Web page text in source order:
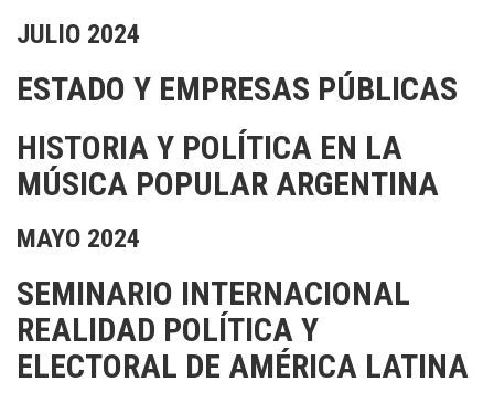
JULIO 2024
ESTADO Y EMPRESAS PÚBLICAS
HISTORIA Y POLÍTICA EN LA
MÚSICA POPULAR ARGENTINA
MAYO 2024
SEMINARIO INTERNACIONAL
REALIDAD POLÍTICA Y
ELECTORAL DE AMÉRICA LATINA